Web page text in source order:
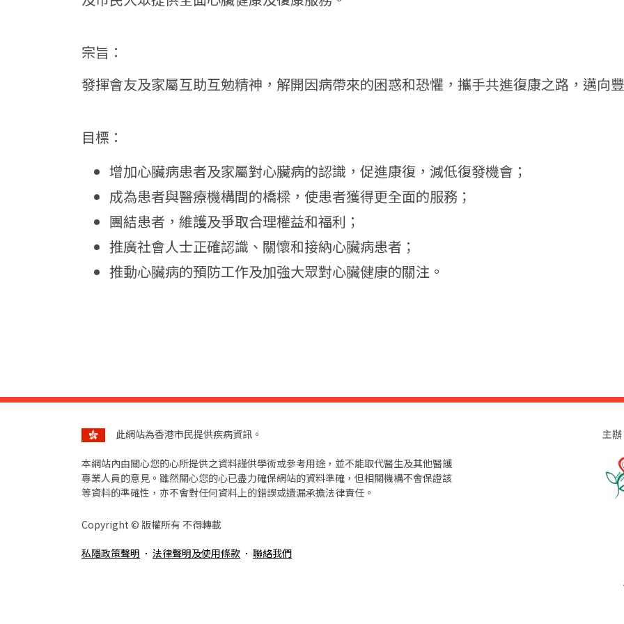
宗旨：
發揮會友及家屬互助互勉精神，解開因病帶來的困惑和恐懼，攜手共進復康之路，邁向
目標：
增加心臟病患者及家屬對心臟病的認識，促進康復，減低復發機會；
成為患者與醫療機構間的橋樑，使患者獲得更全面的服務；
團結患者，維護及爭取合理權益和福利；
推廣社會人士正確認識、關懷和接納心臟病患者；
推動心臟病的預防工作及加強大眾對心臟健康的關注。
此網站為香港市民提供疾病資訊。
本網站內由關心您的心所提供之資料謹供學術或參考用途，並不能取代醫生及其他醫護
專業人員的意見。雖然關心您的心已盡力確保網站的資料準確，但相關機構不會保證該
等資料的準確性，亦不會對任何資料上的錯誤或遺漏承擔法律責任。
Copyright ©️ 版權所有 不得轉載
私隱政策聲明 法律聲明及使用條款 聯絡我們
主辦